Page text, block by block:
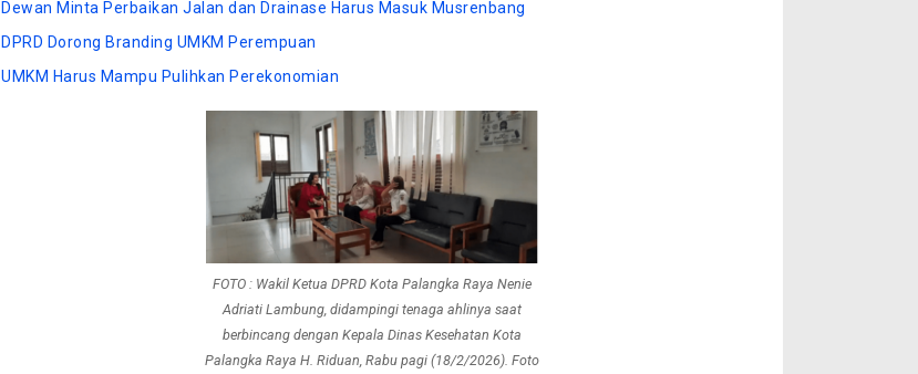
Dewan Minta Perbaikan Jalan dan Drainase Harus Masuk Musrenbang
DPRD Dorong Branding UMKM Perempuan
UMKM Harus Mampu Pulihkan Perekonomian
FOTO : Wakil Ketua DPRD Kota Palangka Raya Nenie
Adriati Lambung, didampingi tenaga ahlinya saat
berbincang dengan Kepala Dinas Kesehatan Kota
Palangka Raya H. Riduan, Rabu pagi (18/2/2026). Foto